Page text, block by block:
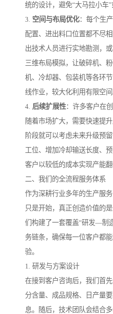
统的设计，避免“大马拉小车”
3. 空间与布局优化：每个生
配置、进出料口位置都不尽
出技术人员进行实地勘测，
三维布局模拟，让破碎机、
机、冷却器、包装机等各环
线作业，较大化利用有限空间
4. 后续扩展性：许多客户在
随着市场扩大，需要快速提
阶段就可以考虑未来升级预
工位、增加冷却输送长度、
客户以较低的成本实现产能翻
二、我们的全流程服务体系
作为深耕行业多年的生产服
只是开始，真正创造价值的
们构建了一套覆盖“研发—
务链条，确保每一位客户都
验。
1. 研发与方案设计
在接到客户咨询后，我们首
分含量、成品规格、日产量
息。随后，技术团队会结合